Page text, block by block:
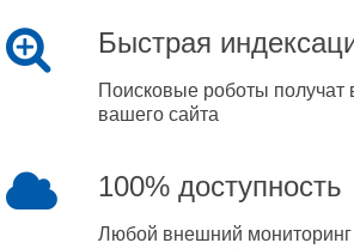
Быстрая
Поисковые роботы получат
вашего сайта
100% доступность
Любой внешний